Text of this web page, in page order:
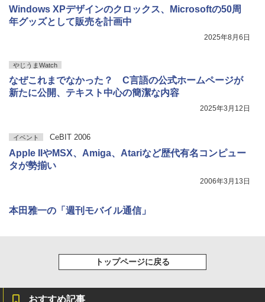
Windows XPデザインのクロックス、Microsoftの50周
年グッズとして販売を計画中
2025年8月6日
やじうまWatch
なぜこれまでなかった？ C言語の公式ホームページが
新たに公開、テキスト中心の簡潔な内容
2025年3月12日
イベント CeBIT 2006
Apple IIやMSX、Amiga、Atariなど歴代有名コンピュー
タが勢揃い
2006年3月13日
本田雅一の「週刊モバイル通信」
トップページに戻る
おすすめ記事